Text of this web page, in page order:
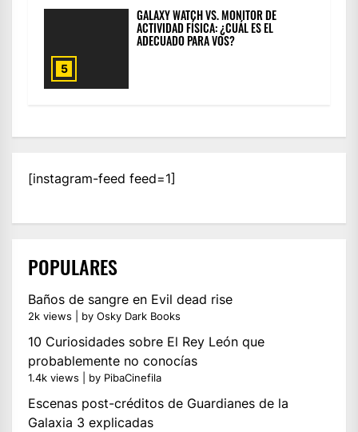
5
GALAXY WATCH VS. MONITOR DE
ACTIVIDAD FÍSICA: ¿CUÁL ES EL
ADECUADO PARA VOS?
[instagram-feed feed=1]
POPULARES
Baños de sangre en Evil dead rise
2k views by Osky Dark Books
10 Curiosidades sobre El Rey León que
probablemente no conocías
1.4k views by PibaCinefila
Escenas post-créditos de Guardianes de la
Galaxia 3 explicadas